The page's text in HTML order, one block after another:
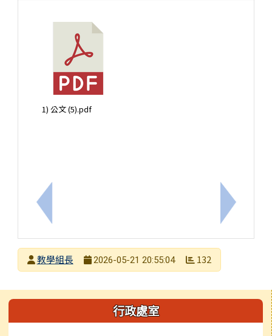
上一筆：轉知2026白河蓮花季系列活動
1) 公文 (5).pdf
下一筆：
發布者
教學組長
2026-05-21 20:55:04 132
左邊區域內容 行政處室